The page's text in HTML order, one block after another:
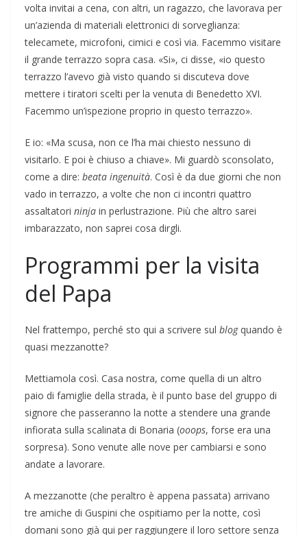
volta invitai a cena, con altri, un ragazzo, che lavorava per
un’azienda di materiali elettronici di sorveglianza:
telecamete, microfoni, cimici e così via. Facemmo visitare
il grande terrazzo sopra casa. «Si», ci disse, «io questo
terrazzo l’avevo già visto quando si discuteva dove
mettere i tiratori scelti per la venuta di Benedetto XVI.
Facemmo un’ispezione proprio in questo terrazzo».
E io: «Ma scusa, non ce l’ha mai chiesto nessuno di
visitarlo. E poi è chiuso a chiave». Mi guardò sconsolato,
come a dire: beata ingenuità. Così è da due giorni che non
vado in terrazzo, a volte che non ci incontri quattro
assaltatori ninja in perlustrazione. Più che altro sarei
imbarazzato, non saprei cosa dirgli.
Programmi per la visita
del Papa
Nel frattempo, perché sto qui a scrivere sul blogquando è
quasi mezzanotte?
Mettiamola così. Casa nostra, come quella di un altro
paio di famiglie della strada, è il punto base del gruppo di
signore che passeranno la notte a stendere una grande
infiorata sulla scalinata di Bonaria (ooops, forse era una
sorpresa). Sono venute alle nove per cambiarsi e sono
andate a lavorare.
A mezzanotte (che peraltro è appena passata) arrivano
tre amiche di Guspini che ospitiamo per la notte, così
domani sono già qui per raggiungere il loro settore senza